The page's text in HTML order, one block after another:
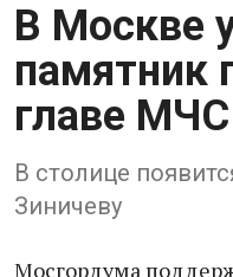
В Москве
памятник
главе МЧС
В столице
Зиничеву
Мосгордума